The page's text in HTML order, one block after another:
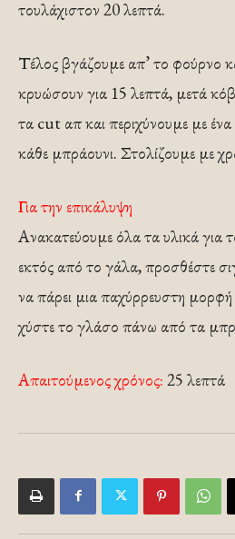
τουλάχιστον 20 λεπτά.
Τέλος βγάζουμε απ’ το φούρνο
κρυώσουν για 15 λεπτά, μετά
τα cut απ και περιχύνουμε με
κάθε μπράουνι. Στολίζουμε με
Για την επικάλυψη
Ανακατεύουμε όλα τα υλικά για
εκτός από το γάλα, προσθέστε
να πάρει μια παχύρρευστη
χύστε το γλάσο πάνω από τα
Απαιτούμενος χρόνος: 25 λεπτά